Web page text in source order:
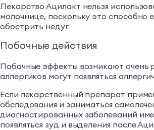
Лекарство Ацилакт нельзя
молочнице, поскольку это способно
обострить недуг
Побочные действия
Побочные эффекты возникают очень
аллергиков могут появляться
Если лекарственный препарат
обследования и заниматься
диагностированных заболеваний
появляться зуд и выделения после